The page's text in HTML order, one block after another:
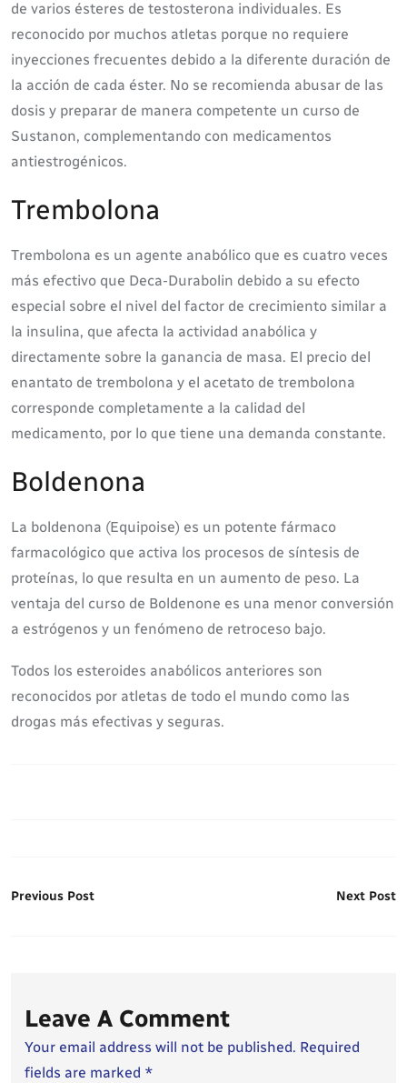
de varios ésteres de testosterona individuales. Es
reconocido por muchos atletas porque no requiere
inyecciones frecuentes debido a la diferente duración de
la acción de cada éster. No se recomienda abusar de las
dosis y preparar de manera competente un curso de
Sustanon, complementando con medicamentos
antiestrogénicos.
Trembolona
Trembolona es un agente anabólico que es cuatro veces
más efectivo que Deca-Durabolin debido a su efecto
especial sobre el nivel del factor de crecimiento similar a
la insulina, que afecta la actividad anabólica y
directamente sobre la ganancia de masa. El precio del
enantato de trembolona y el acetato de trembolona
corresponde completamente a la calidad del
medicamento, por lo que tiene una demanda constante.
Boldenona
La boldenona (Equipoise) es un potente fármaco
farmacológico que activa los procesos de síntesis de
proteínas, lo que resulta en un aumento de peso. La
ventaja del curso de Boldenone es una menor conversión
a estrógenos y un fenómeno de retroceso bajo.
Todos los esteroides anabólicos anteriores son
reconocidos por atletas de todo el mundo como las
drogas más efectivas y seguras.
Previous Post Next Post
Leave A Comment
Your email address will not be published. Required
fields are marked *